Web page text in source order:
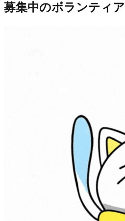
募集中のボランティア